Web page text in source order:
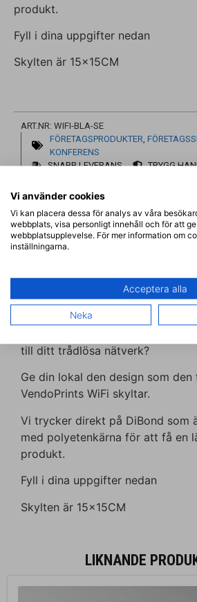
produkt.
Fyll i dina uppgifter nedan
Skylten är 15x15CM
ART.NR: WIFI-BLA-SE
FÖRETAGSPRODUKTER,
KONFERENS
SNABB LEVERANS
TRYGG
Beskrivning
Trött på post-it eller fula
till ditt trådlösa nätverk?
Ge din lokal den design som
VendoPrints WiFi skyltar.
Vi trycker direkt på DiBond som
med polyetenkärna för att få en
produkt.
Fyll i dina uppgifter nedan
Skylten är 15x15CM
LIKNANDE
Vi använder cookies
Vi kan placera dessa för analys av våra
webbplats, visa personligt innehåll och för att
webbplatsupplevelse. För mer information om
inställningarna.
Acceptera alla
Neka